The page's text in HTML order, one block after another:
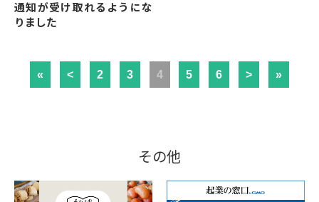
通知が受け取れるようにな
りました
« < 2 3 4 5 6 > »
その他